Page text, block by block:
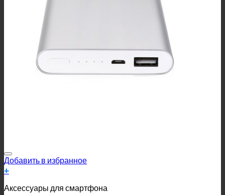
Добавить в избранное
+
Аксессуары для смартфона